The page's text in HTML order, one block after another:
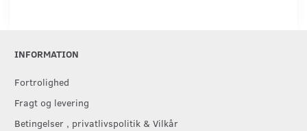
INFORMATION
Fortrolighed
Fragt og levering
Betingelser , privatlivspolitik & Vilkår